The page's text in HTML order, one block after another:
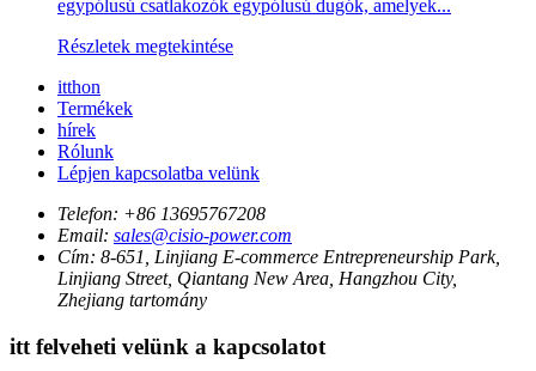
egypólusú csatlakozók egypólusú dugók, amelyek...
Részletek megtekintése
itthon
Termékek
hírek
Rólunk
Lépjen kapcsolatba velünk
Telefon: +86 13695767208
Email: sales@cisio-power.com
Cím: 8-651, Linjiang E-commerce Entrepreneurship Park,
Linjiang Street, Qiantang New Area, Hangzhou City,
Zhejiang tartomány
itt felveheti velünk a kapcsolatot